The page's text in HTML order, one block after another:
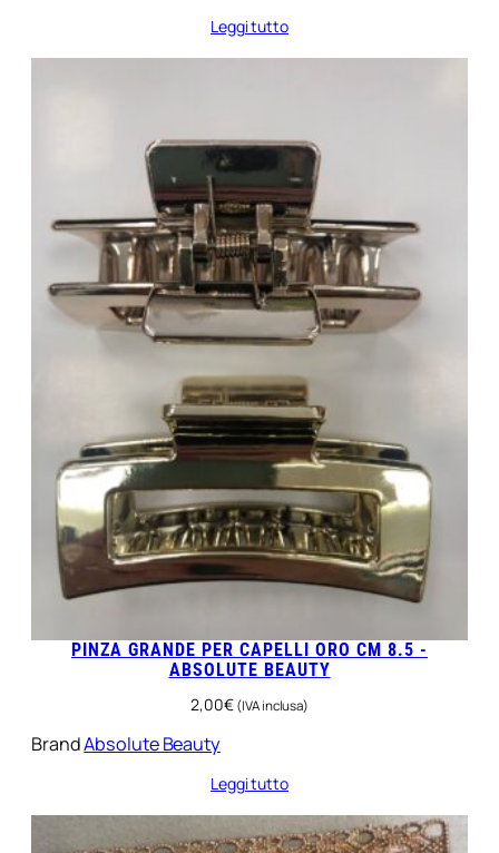
Leggi tutto
PINZA GRANDE PER CAPELLI ORO CM 8.5 -
ABSOLUTE BEAUTY
2,00€ (IVA inclusa)
BrandAbsolute Beauty
Leggi tutto